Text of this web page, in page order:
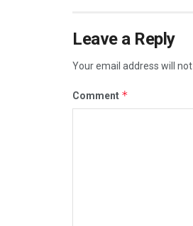
Leave a Reply
Your email address will not
Comment *